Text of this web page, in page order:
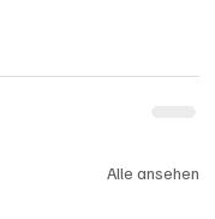
Alle ansehen